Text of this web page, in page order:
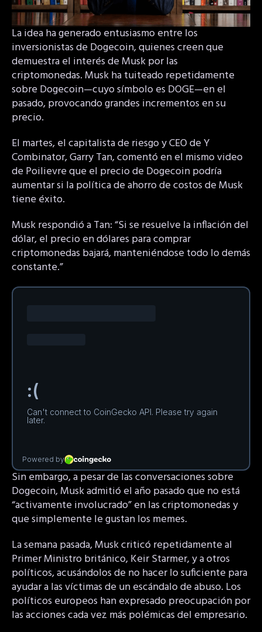
La idea ha generado entusiasmo entre los
inversionistas de Dogecoin, quienes creen que
demuestra el interés de Musk por las
criptomonedas. Musk ha tuiteado repetidamente
sobre Dogecoin—cuyo símbolo es DOGE—en el
pasado, provocando grandes incrementos en su
precio.
El martes, el capitalista de riesgo y CEO de Y
Combinator, Garry Tan, comentó en el mismo video
de Poilievre que el precio de Dogecoin podría
aumentar si la política de ahorro de costos de Musk
tiene éxito.
Musk respondió a Tan: “Si se resuelve la inflación del
dólar, el precio en dólares para comprar
criptomonedas bajará, manteniéndose todo lo demás
constante.”
Sin embargo, a pesar de las conversaciones sobre
Dogecoin, Musk admitió el año pasado que no está
“activamente involucrado” en las criptomonedas y
que simplemente le gustan los memes.
La semana pasada, Musk criticó repetidamente al
Primer Ministro británico, Keir Starmer, y a otros
políticos, acusándolos de no hacer lo suficiente para
ayudar a las víctimas de un escándalo de abuso. Los
políticos europeos han expresado preocupación por
las acciones cada vez más polémicas del empresario.